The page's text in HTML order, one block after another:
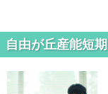
自由が丘産能短